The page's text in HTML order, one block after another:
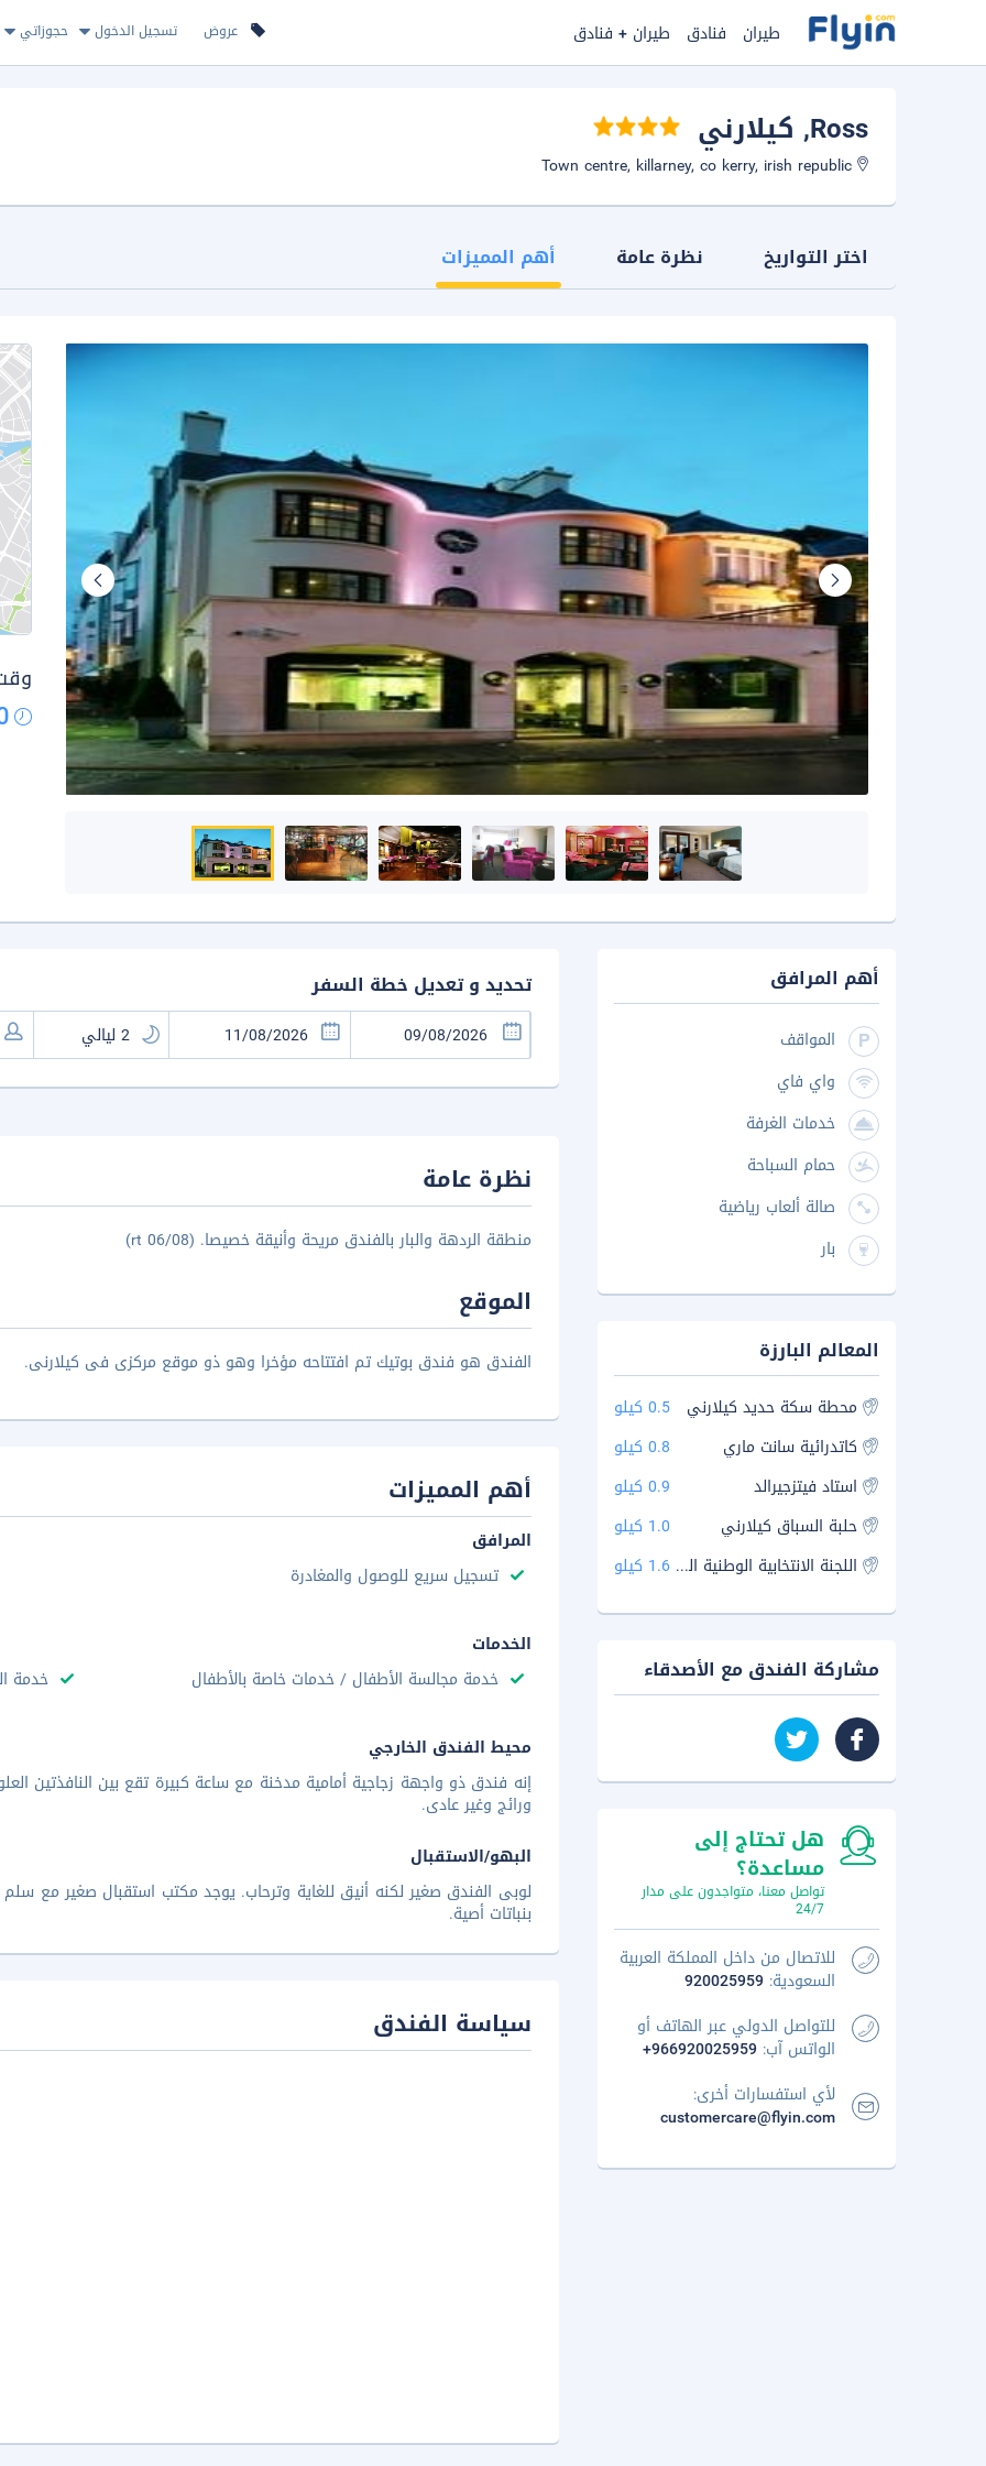
عروض تسجيل الدخول حجوزاتي طيران فنادق طيران + فنادق
Ross, كيلارني
اختر التواريخ نظرة عامة أهم المميزات
تحديد و تعديل خطة السفر
نظرة عامة
منطقة الردهة والبار بالفندق مريحة وأنيقة خصيصا. (rt 06/08)
الموقع
الفندق هو فندق بوتيك تم افتتاحه مؤخرا وهو ذو موقع مركزى فى كيلارنى.
أهم المميزات
المرافق
تسجيل سريع للوصول والمغادرة
الخدمات
خدمة مجالسة الأطفال / خدمات خاصة بالأطفال
خدمة
محيط الفندق الخارجي
إنه فندق ذو واجهة زجاجية أمامية مدخنة مع ساعة كبيرة تقع بين النافذتين
ورائج وغير عادى.
البهو/الاستقبال
لوبى الفندق صغير لكنه أنيق للغاية وترحاب. يوجد مكتب استقبال صغير مع
بنباتات أصية.
سياسة الفندق
أهم المرافق
المواقف
واي فاي
خدمات الغرفة
حمام السباحة
صالة ألعاب رياضية
بار
المعالم البارزة
محطة سكة حديد كيلارني
0.5 كيلو
كاتدرائية سانت ماري
0.8 كيلو
استاد فيتزجيرالد
0.9 كيلو
حلبة السباق كيلارني
1.0 كيلو
اللجنة الانتخابية الوطنية المستقلة 1.6 كيلو
مشاركة الفندق مع الأصدقاء
هل تحتاج إلى
مساعدة؟
تواصل معنا، متواجدون على مدار
24/7
للاتصال من داخل المملكة العربية
السعودية: 920025959
للتواصل الدولي عبر الهاتف أو
الواتس آب: +966920025959
لأي استفسارات أخرى:
customercare@flyin.com